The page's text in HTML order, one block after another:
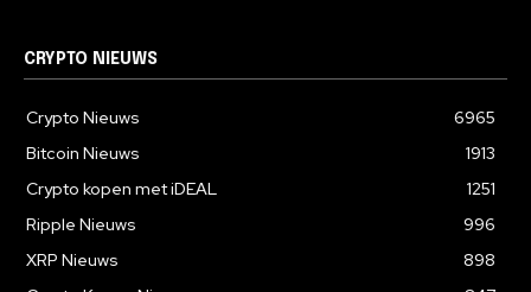
CRYPTO NIEUWS
Crypto Nieuws
6965
Bitcoin Nieuws
1913
Crypto kopen met iDEAL
1251
Ripple Nieuws
996
XRP Nieuws
898